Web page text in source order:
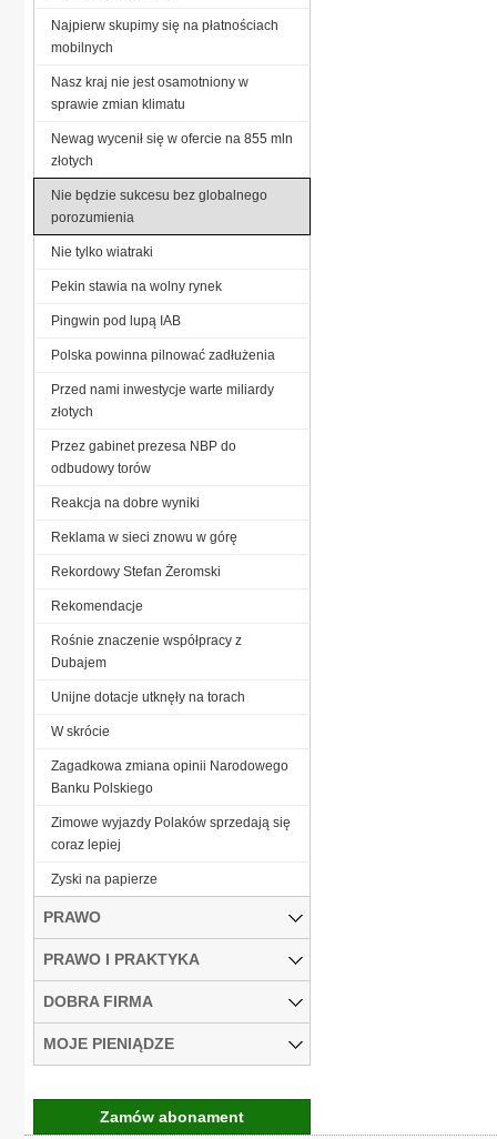
Najpierw skupimy się na płatnościach
mobilnych
Nasz kraj nie jest osamotniony w
sprawie zmian klimatu
Newag wycenił się w ofercie na 855 mln
złotych
Nie będzie sukcesu bez globalnego
porozumienia
Nie tylko wiatraki
Pekin stawia na wolny rynek
Pingwin pod lupą IAB
Polska powinna pilnować zadłużenia
Przed nami inwestycje warte miliardy
złotych
Przez gabinet prezesa NBP do
odbudowy torów
Reakcja na dobre wyniki
Reklama w sieci znowu w górę
Rekordowy Stefan Żeromski
Re­ko­men­da­cje
Rośnie znaczenie współpracy z
Dubajem
Unijne dotacje utknęły na torach
W skrócie
Zagadkowa zmiana opinii Narodowego
Banku Polskiego
Zimowe wyjazdy Polaków sprzedają się
coraz lepiej
Zyski na papierze
PRAWO
PRAWO I PRAKTYKA
DOBRA FIRMA
MOJE PIENIĄDZE
Zamów abonament